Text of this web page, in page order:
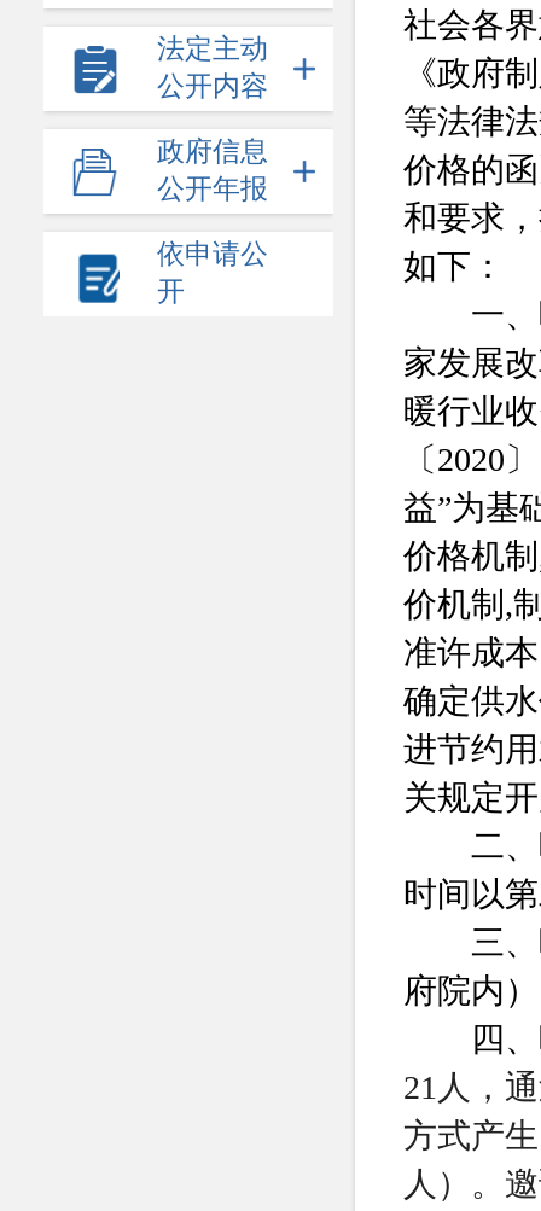
法定主动
公开内容
政府信息
公开年报
依申请公
开
社会各
《政府
等法律
价格的
和要求
如下：
一、听
家发展
暖行业
〔2020
益”为基
价格机
价机制,
准许成
确定供
进节约
关规定
二、听
时间以
三、听
府院内）
四、听
21人，
方式产
人）。